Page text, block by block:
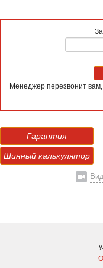
Менеджер перезвонит
Гарантия
Шинный калькулятор